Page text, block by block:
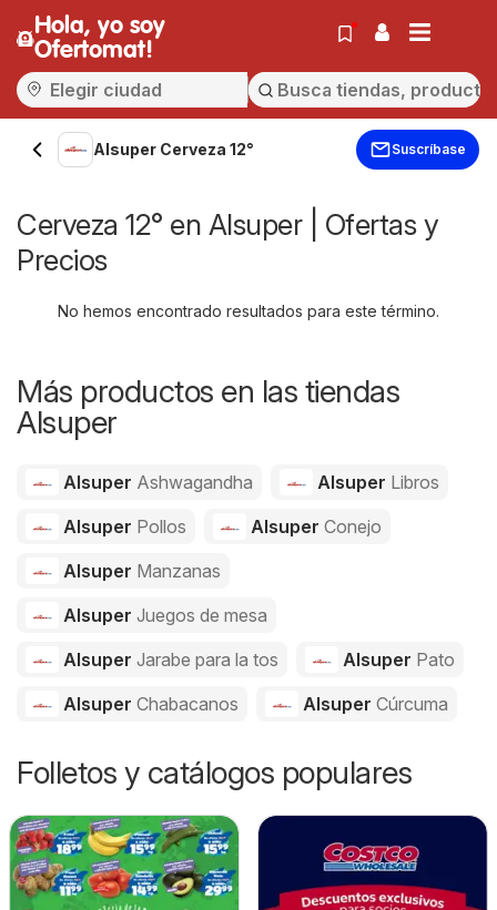
Hola, yo soy
Ofertomat!
Alsuper Cerveza 12° Suscríbase
Cerveza 12° en Alsuper | Ofertas y
Precios
No hemos encontrado resultados para este término.
Más productos en las tiendas
Alsuper
Alsuper Ashwagandha Alsuper Libros
Alsuper Pollos Alsuper Conejo
Alsuper Manzanas
Alsuper Juegos de mesa
Alsuper Jarabe para la tos Alsuper Pato
Alsuper Chabacanos Alsuper Cúrcuma
Folletos y catálogos populares